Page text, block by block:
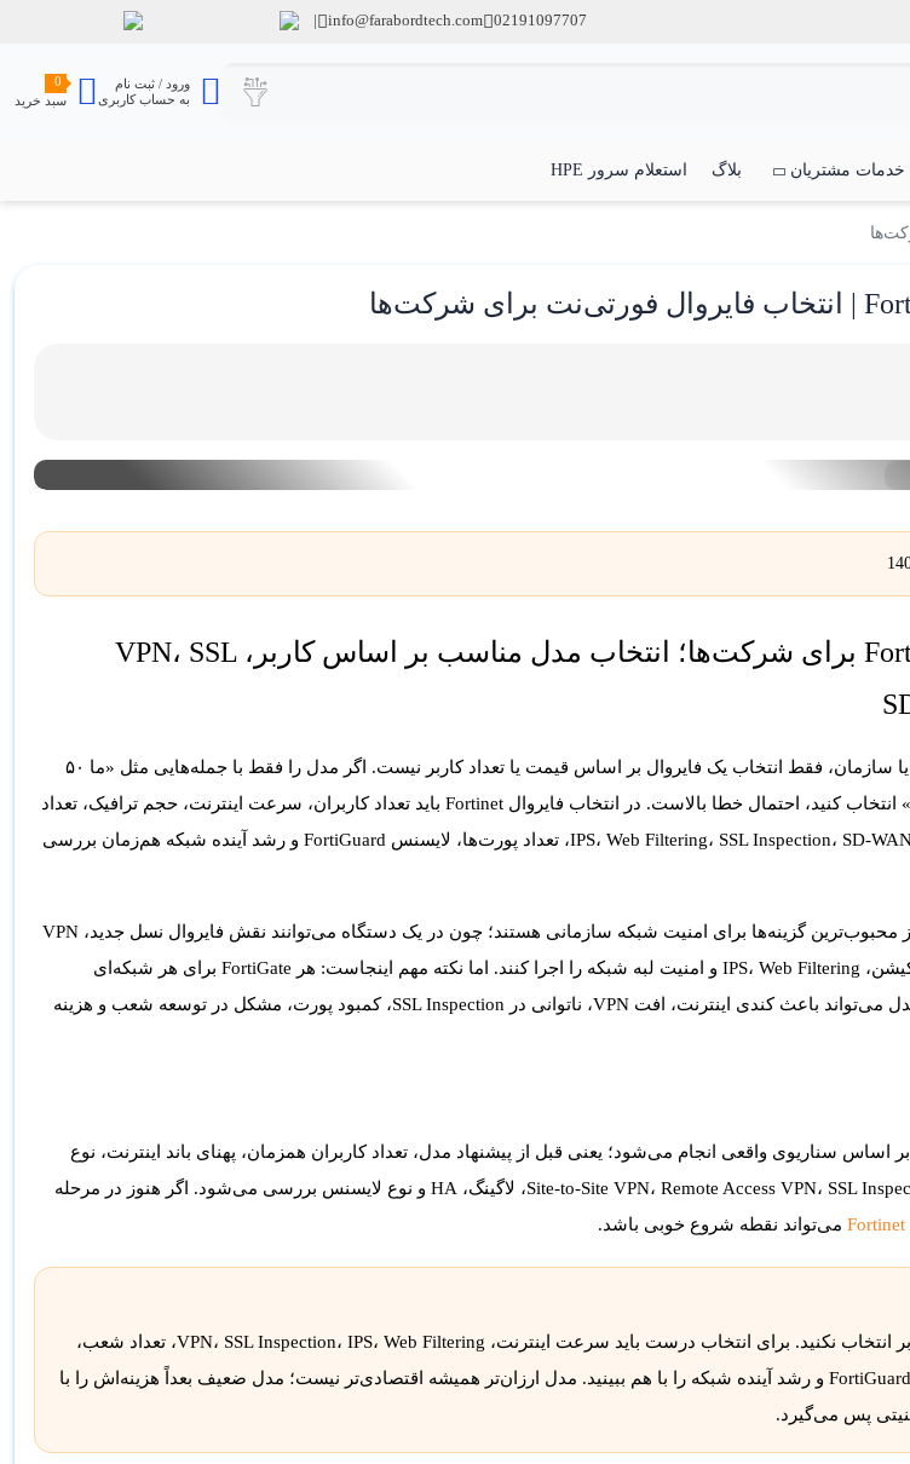
02191097707
info@farabordtech.com
ورود / ثبت نام
به حساب کاربری
0
سبد خرید
خدمات مشتریان بلاگ استعلام سرور HPE
راهنمای خرید FortiGate برای شرکت‌ها؛ انتخاب مدل مناسب بر اساس کاربر، VPN، SSL
برای یک شرکت یا سازمان، فقط انتخاب یک فایروال بر اساس قیمت یا تعداد کاربر نیست. اگر مدل را فقط با جمله‌هایی مثل «ما ۵۰
کاربر داریم چه فایروالی بخریم؟» انتخاب کنید، احتمال خطا بالاست. در انتخاب فایروال Fortinet باید تعداد کاربران، سرعت اینترنت، حجم ترافیک، تعداد
شعب، نیاز به VPN، فعال بودن IPS، Web Filtering، SSL Inspection، SD-WAN، تعداد پورت‌ها، لایسنس FortiGuard و رشد آینده شبکه هم‌زمان بررسی
از محبوب‌ترین گزینه‌ها برای امنیت شبکه سازمانی هستند؛ چون در یک دستگاه می‌توانند نقش فایروال نسل جدید، VPN
هر FortiGate برای هر شبکه‌ای
. انتخاب اشتباه مدل می‌تواند باعث کندی اینترنت، افت VPN، ناتوانی در SSL Inspection، کمبود پورت، مشکل در توسعه شعب و هزینه
، انتخاب FortiGate بر اساس سناریوی واقعی انجام می‌شود؛ یعنی قبل از پیشنهاد مدل، تعداد کاربران همزمان، پهنای باند اینترنت، نوع
ترافیک، تعداد شعب، نیاز به Site-to-Site VPN، Remote Access VPN، SSL Inspection، لاگینگ، HA و نوع لایسنس بررسی می‌شود. اگر هنوز در مرحله
می‌تواند نقطه شروع خوبی باشد.
FortiGate را فقط با تعداد کاربر انتخاب نکنید. برای انتخاب درست باید سرعت اینترنت، VPN، SSL Inspection، IPS، Web Filtering، تعداد شعب،
پورت‌های موردنیاز، لایسنس FortiGuard و رشد آینده شبکه را با هم ببینید. مدل ارزان‌تر همیشه اقتصادی‌تر نیست؛ مدل ضعیف بعداً هزینه‌اش را با